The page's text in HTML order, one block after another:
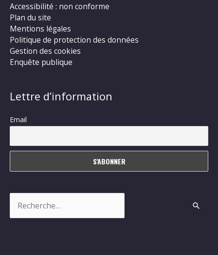
Accessibilité : non conforme
Plan du site
Mentions légales
Politique de protection des données
Gestion des cookies
Enquête publique
Lettre d’information
Email